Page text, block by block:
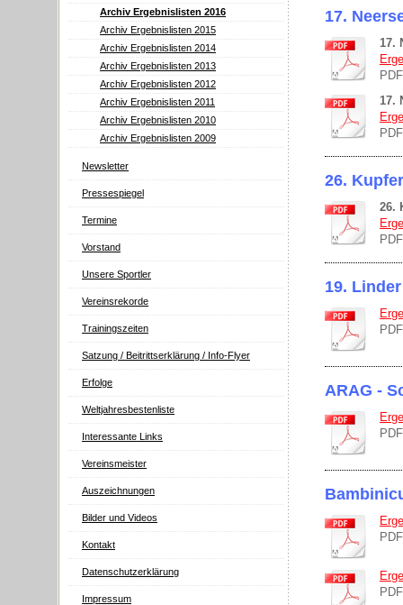
Archiv Ergebnislisten 2016
Archiv Ergebnislisten 2015
Archiv Ergebnislisten 2014
Archiv Ergebnislisten 2013
Archiv Ergebnislisten 2012
Archiv Ergebnislisten 2011
Archiv Ergebnislisten 2010
Archiv Ergebnislisten 2009
Newsletter
Pressespiegel
Termine
Vorstand
Unsere Sportler
Vereinsrekorde
Trainingszeiten
Satzung / Beitrittserklärung / Info-Flyer
Erfolge
Weltjahresbestenliste
Interessante Links
Vereinsmeister
Auszeichnungen
Bilder und Videos
Kontakt
Datenschutzerklärung
Impressum
17.
17.
17.
26.
26.
19.
ARAG -